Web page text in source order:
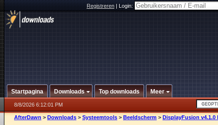
Registreren|Login:
Startpagina Downloads Top downloads Meer
8/8/2026 6:12:01 PM
AfterDawn > Downloads > Systeemtools > Beeldscherm > DisplayFusion v4.1.0